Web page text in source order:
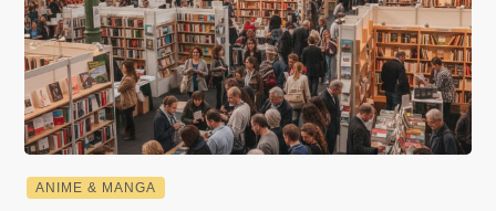
ANIME & MANGA